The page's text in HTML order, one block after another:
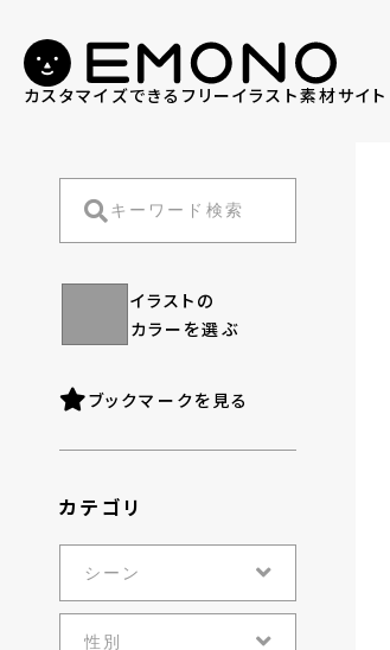
カスタマイズできる フリーイラスト素材サイト
イラストの
カラーを選ぶ
ブックマークを見る
カテゴリ